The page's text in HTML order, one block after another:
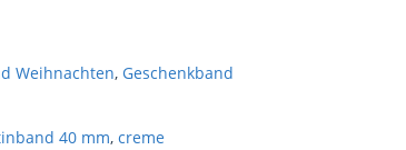
Weihnachten, Geschenkband
40 mm, creme